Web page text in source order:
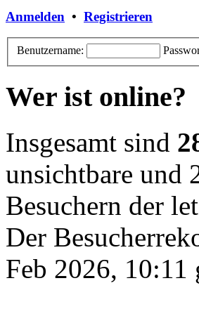
Anmelden • Registrieren
Benutzername:
Wer ist online?
Insgesamt sind
unsichtbare und
Besuchern der
Der
Feb 2026,